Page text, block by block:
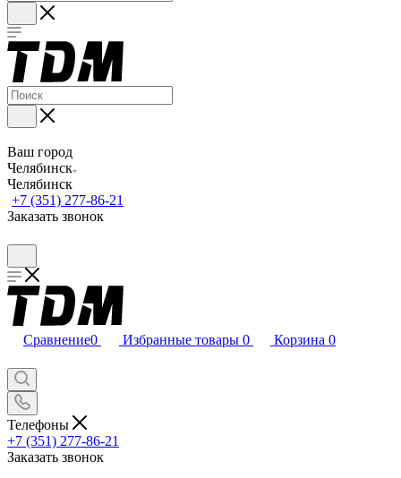
Ваш город
Челябинск
Челябинск
+7 (351) 277-86-21
Заказать звонок
Сравнение0 Избранные товары 0 Корзина 0
Телефоны
+7 (351) 277-86-21
Заказать звонок